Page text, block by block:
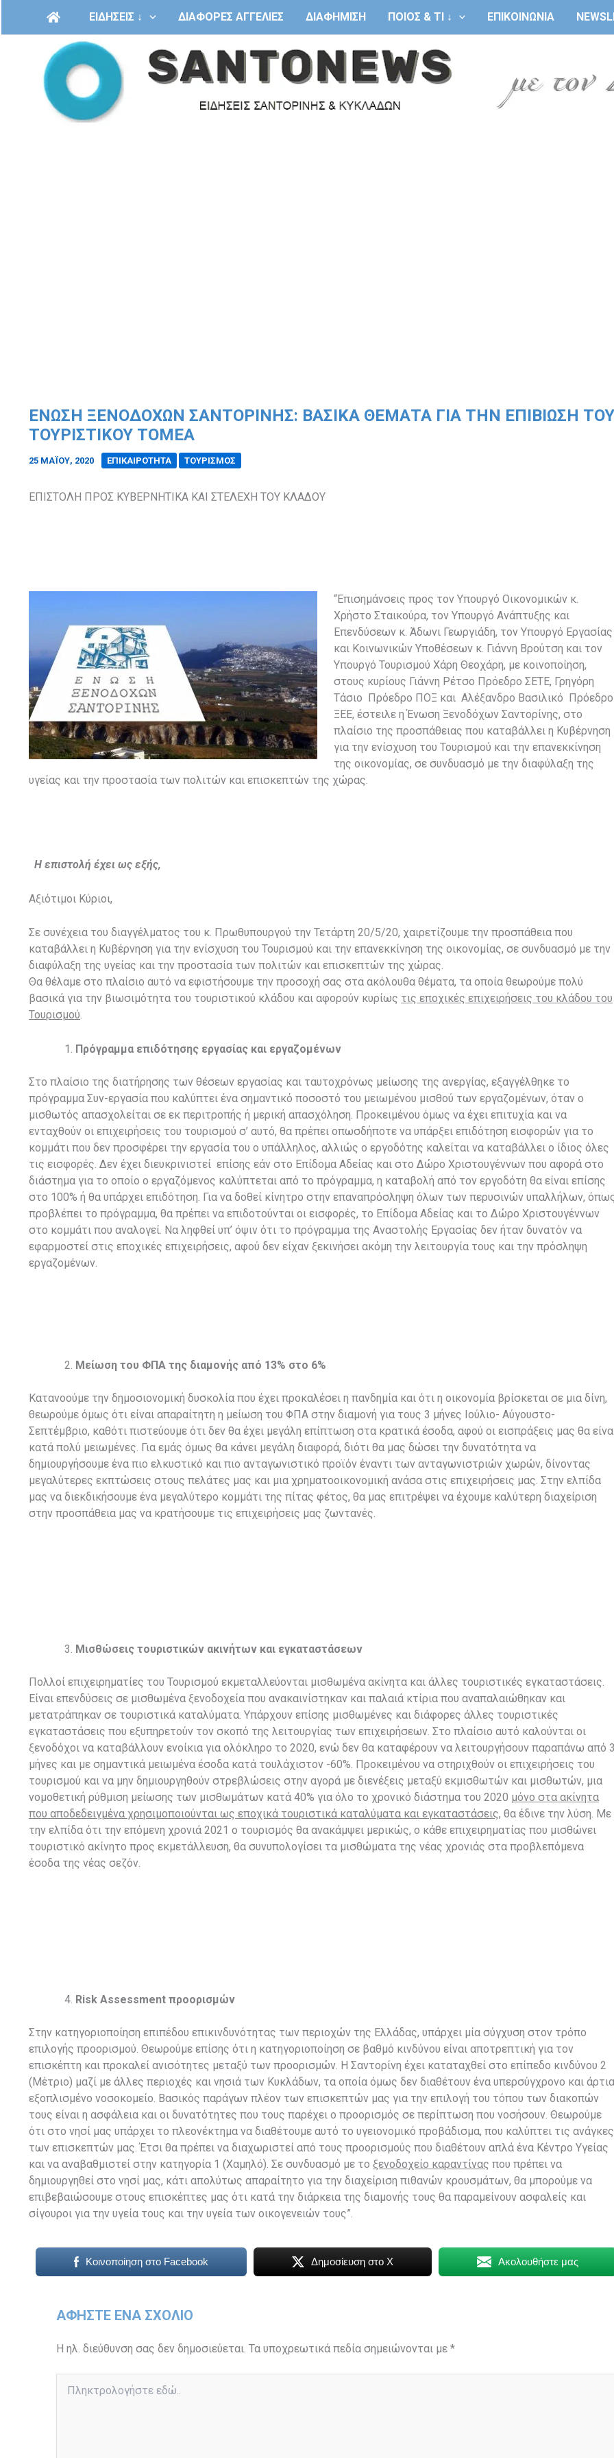
ΕΙΔΗΣΕΙΣ ↓ ΔΙΑΦΟΡΕΣ ΑΓΓΕΛΙΕΣ ΔΙΑΦΗΜΙΣΗ ΠΟΙΟΣ & ΤΙ ↓ ΕΠΙΚΟΙΝΩΝΙΑ
ΕΝΩΣΗ ΞΕΝΟΔΟΧΩΝ ΣΑΝΤΟΡΙΝΗΣ: ΒΑΣΙΚΑ ΘΕΜΑΤΑ ΓΙΑ ΤΗΝ ΕΠΙΒΙΩΣΗ ΤΟΥ
ΤΟΥΡΙΣΤΙΚΟΥ ΤΟΜΕΑ
25 ΜΑΪ́ΟΥ, 2020 ΕΠΙΚΑΙΡΟΤΗΤΑ ΤΟΥΡΙΣΜΟΣ
ΕΠΙΣΤΟΛΗ ΠΡΟΣ ΚΥΒΕΡΝΗΤΙΚΑ ΚΑΙ ΣΤΕΛΕΧΗ ΤΟΥ ΚΛΑΔΟΥ
“Επισημάνσεις προς τον Υπουργό Οικονομικών κ.
Χρήστο Σταικούρα, τον Υπουργό Ανάπτυξης και
Επενδύσεων κ. Άδωνι Γεωργιάδη, τον Υπουργό Εργασίας
και Κοινωνικών Υποθέσεων κ. Γιάννη Βρούτση και τον
Υπουργό Τουρισμού Χάρη Θεοχάρη, με κοινοποίηση,
στους κυρίους Γιάννη Ρέτσο Πρόεδρο ΣΕΤΕ, Γρηγόρη
Τάσιο Πρόεδρο ΠΟΞ και Αλέξανδρο Βασιλικό Πρόεδρο
ΞΕΕ, έστειλε η Ένωση Ξενοδόχων Σαντορίνης, στο
πλαίσιο της προσπάθειας που καταβάλλει η Κυβέρνηση
για την ενίσχυση του Τουρισμού και την επανεκκίνηση
της οικονομίας, σε συνδυασμό με την διαφύλαξη της
υγείας και την προστασία των πολιτών και επισκεπτών της χώρας.
Η επιστολή έχει ως εξής,
Αξιότιμοι Κύριοι,
Σε συνέχεια του διαγγέλματος του κ. Πρωθυπουργού την Τετάρτη 20/5/20, χαιρετίζουμε την προσπάθεια που
καταβάλλει η Κυβέρνηση για την ενίσχυση του Τουρισμού και την επανεκκίνηση της οικονομίας, σε συνδυασμό με την
διαφύλαξη της υγείας και την προστασία των πολιτών και επισκεπτών της χώρας.
Θα θέλαμε στο πλαίσιο αυτό να εφιστήσουμε την προσοχή σας στα ακόλουθα θέματα, τα οποία θεωρούμε πολύ
βασικά για την βιωσιμότητα του τουριστικού κλάδου και αφορούν κυρίως τις εποχικές επιχειρήσεις του κλάδου του
Τουρισμού.
Πρόγραμμα επιδότησης εργασίας και εργαζομένων
Στο πλαίσιο της διατήρησης των θέσεων εργασίας και ταυτοχρόνως μείωσης της ανεργίας, εξαγγέλθηκε το
πρόγραμμα Συν-εργασία που καλύπτει ένα σημαντικό ποσοστό του μειωμένου μισθού των εργαζομένων, όταν ο
μισθωτός απασχολείται σε εκ περιτροπής ή μερική απασχόληση. Προκειμένου όμως να έχει επιτυχία και να
ενταχθούν οι επιχειρήσεις του τουρισμού σ’ αυτό, θα πρέπει οπωσδήποτε να υπάρξει επιδότηση εισφορών για το
κομμάτι που δεν προσφέρει την εργασία του ο υπάλληλος, αλλιώς ο εργοδότης καλείται να καταβάλλει ο ίδιος όλες
τις εισφορές. Δεν έχει διευκρινιστεί επίσης εάν στο Επίδομα Αδείας και στο Δώρο Χριστουγέννων που αφορά στο
διάστημα για το οποίο ο εργαζόμενος καλύπτεται από το πρόγραμμα, η καταβολή από τον εργοδότη θα είναι επίσης
στο 100% ή θα υπάρχει επιδότηση. Για να δοθεί κίνητρο στην επαναπρόσληψη όλων των περυσινών υπαλλήλων,
προβλέπει το πρόγραμμα, θα πρέπει να επιδοτούνται οι εισφορές, το Επίδομα Αδείας και το Δώρο Χριστουγέννων
στο κομμάτι που αναλογεί. Να ληφθεί υπ’ όψιν ότι το πρόγραμμα της Αναστολής Εργασίας δεν ήταν δυνατόν να
εφαρμοστεί στις εποχικές επιχειρήσεις, αφού δεν είχαν ξεκινήσει ακόμη την λειτουργία τους και την πρόσληψη
εργαζομένων.
Μείωση του ΦΠΑ της διαμονής από 13% στο 6%
Κατανοούμε την δημοσιονομική δυσκολία που έχει προκαλέσει η πανδημία και ότι η οικονομία βρίσκεται σε μια δίνη,
θεωρούμε όμως ότι είναι απαραίτητη η μείωση του ΦΠΑ στην διαμονή για τους 3 μήνες Ιούλιο- Αύγουστο-
Σεπτέμβριο, καθότι πιστεύουμε ότι δεν θα έχει μεγάλη επίπτωση στα κρατικά έσοδα, αφού οι εισπράξεις μας θα
κατά πολύ μειωμένες. Για εμάς όμως θα κάνει μεγάλη διαφορά, διότι θα μας δώσει την δυνατότητα να
δημιουργήσουμε ένα πιο ελκυστικό και πιο ανταγωνιστικό προϊόν έναντι των ανταγωνιστριών χωρών, δίνοντας
μεγαλύτερες εκπτώσεις στους πελάτες μας και μια χρηματοοικονομική ανάσα στις επιχειρήσεις μας. Στην ελπίδα
μας να διεκδικήσουμε ένα μεγαλύτερο κομμάτι της πίτας φέτος, θα μας επιτρέψει να έχουμε καλύτερη διαχείριση
στην προσπάθεια μας να κρατήσουμε τις επιχειρήσεις μας ζωντανές.
Μισθώσεις τουριστικών ακινήτων και εγκαταστάσεων
Πολλοί επιχειρηματίες του Τουρισμού εκμεταλλεύονται μισθωμένα ακίνητα και άλλες τουριστικές εγκαταστάσεις.
Είναι επενδύσεις σε μισθωμένα ξενοδοχεία που ανακαινίστηκαν και παλαιά κτίρια που αναπαλαιώθηκαν και
μετατράπηκαν σε τουριστικά καταλύματα. Υπάρχουν επίσης μισθωμένες και διάφορες άλλες τουριστικές
εγκαταστάσεις που εξυπηρετούν τον σκοπό της λειτουργίας των επιχειρήσεων. Στο πλαίσιο αυτό καλούνται οι
ξενοδόχοι να καταβάλλουν ενοίκια για ολόκληρο το 2020, ενώ δεν θα καταφέρουν να λειτουργήσουν παραπάνω από
μήνες και με σημαντικά μειωμένα έσοδα κατά τουλάχιστον -60%. Προκειμένου να στηριχθούν οι επιχειρήσεις του
τουρισμού και να μην δημιουργηθούν στρεβλώσεις στην αγορά με διενέξεις μεταξύ εκμισθωτών και μισθωτών, μια
νομοθετική ρύθμιση μείωσης των μισθωμάτων κατά 40% για όλο το χρονικό διάστημα του 2020 μόνο στα ακίνητα
που αποδεδειγμένα χρησιμοποιούνται ως εποχικά τουριστικά καταλύματα και εγκαταστάσεις, θα έδινε την λύση. Με
την ελπίδα ότι την επόμενη χρονιά 2021 ο τουρισμός θα ανακάμψει μερικώς, ο κάθε επιχειρηματίας που μισθώνει
τουριστικό ακίνητο προς εκμετάλλευση, θα συνυπολογίσει τα μισθώματα της νέας χρονιάς στα προβλεπόμενα
έσοδα της νέας σεζόν.
Risk Assessment προορισμών
Στην κατηγοριοποίηση επιπέδου επικινδυνότητας των περιοχών της Ελλάδας, υπάρχει μία σύγχυση στον τρόπο
επιλογής προορισμού. Θεωρούμε επίσης ότι η κατηγοριοποίηση σε βαθμό κινδύνου είναι αποτρεπτική για τον
επισκέπτη και προκαλεί ανισότητες μεταξύ των προορισμών. Η Σαντορίνη έχει καταταχθεί στο επίπεδο κινδύνου 2
(Μέτριο) μαζί με άλλες περιοχές και νησιά των Κυκλάδων, τα οποία όμως δεν διαθέτουν ένα υπερσύγχρονο και άρτια
εξοπλισμένο νοσοκομείο. Βασικός παράγων πλέον των επισκεπτών μας για την επιλογή του τόπου των διακοπών
τους είναι η ασφάλεια και οι δυνατότητες που τους παρέχει ο προορισμός σε περίπτωση που νοσήσουν. Θεωρούμε
ότι στο νησί μας υπάρχει το πλεονέκτημα να διαθέτουμε αυτό το υγειονομικό προβάδισμα, που καλύπτει τις ανάγκες
των επισκεπτών μας. Έτσι θα πρέπει να διαχωριστεί από τους προορισμούς που διαθέτουν απλά ένα Κέντρο Υγείας
και να αναβαθμιστεί στην κατηγορία 1 (Χαμηλό). Σε συνδυασμό με το ξενοδοχείο καραντίνας που πρέπει να
δημιουργηθεί στο νησί μας, κάτι απολύτως απαραίτητο για την διαχείριση πιθανών κρουσμάτων, θα μπορούμε να
επιβεβαιώσουμε στους επισκέπτες μας ότι κατά την διάρκεια της διαμονής τους θα παραμείνουν ασφαλείς και
σίγουροι για την υγεία τους και την υγεία των οικογενειών τους”.
Κοινοποίηση στο Facebook Δημοσίευση στο X Ακολουθήστε μας
ΑΦΉΣΤΕ ΈΝΑ ΣΧΌΛΙΟ
Η ηλ. διεύθυνση σας δεν δημοσιεύεται. Τα υποχρεωτικά πεδία σημειώνονται με *
εδώ..